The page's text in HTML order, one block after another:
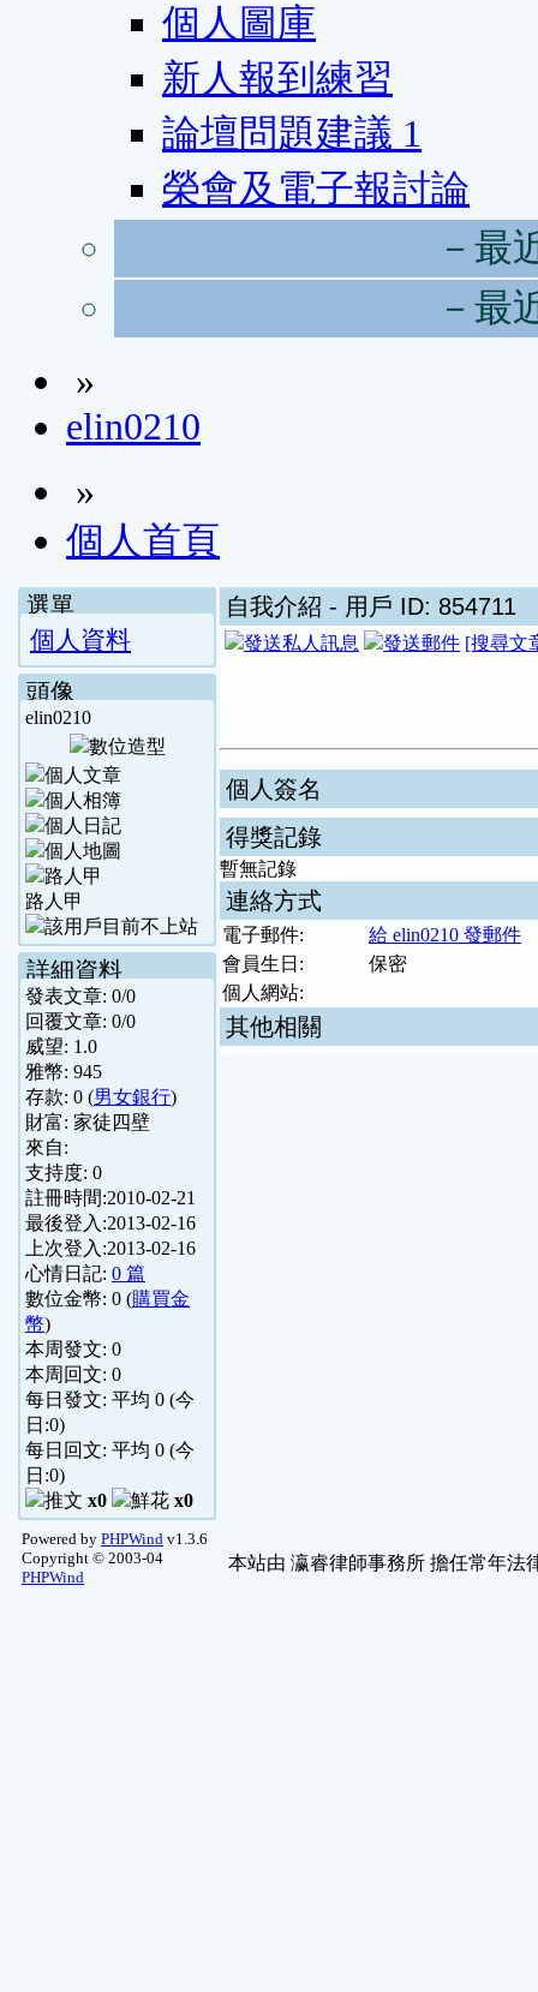
個人圖庫
新人報到練習
論壇問題建議 1
榮會及電子報討論
－最
－最
»
elin0210
»
個人首頁
選單
個人資料
頭像
elin0210
路人甲
詳細資料
發表文章: 0/0
回覆文章: 0/0
威望: 1.0
雅幣: 945
存款: 0 (男女銀行)
財富: 家徒四壁
來自:
支持度: 0
註冊時間:2010-02-21
最後登入:2013-02-16
上次登入:2013-02-16
心情日記: 0 篇
數位金幣: 0 (購買金
幣)
本周發文: 0
本周回文: 0
每日發文: 平均 0 (今
日:0)
每日回文: 平均 0 (今
日:0)
x0
x0
自我介紹 - 用戶 ID: 854711
[搜尋文
個人簽名
得獎記錄
暫無記錄
連絡方式
電子郵件:
給 elin0210 發郵件
會員生日:
保密
個人網站:
其他相關
Powered by PHPWind v1.3.6
Copyright © 2003-04
PHPWind
本站由 瀛睿律師事務所 擔任常年法